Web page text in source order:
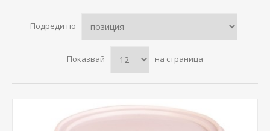
Подреди по
Показвай на страница